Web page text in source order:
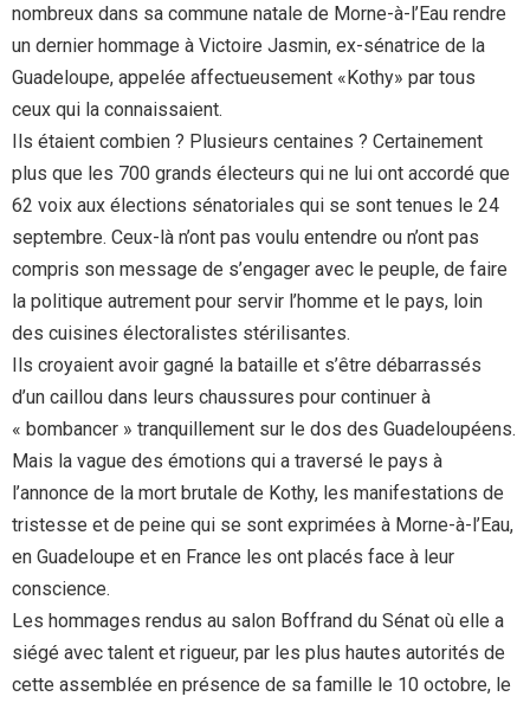
nombreux dans sa commune natale de Morne-à-l’Eau rendre
un dernier hommage à Victoire Jasmin, ex-sénatrice de la
Guadeloupe, appelée affectueusement «Kothy» par tous
ceux qui la connaissaient.
Ils étaient combien ? Plusieurs centaines ? Certainement
plus que les 700 grands électeurs qui ne lui ont accordé que
62 voix aux élections sénatoriales qui se sont tenues le 24
septembre. Ceux-là n’ont pas voulu entendre ou n’ont pas
compris son message de s’engager avec le peuple, de faire
la politique autrement pour servir l’homme et le pays, loin
des cuisines électoralistes stérilisantes.
Ils croyaient avoir gagné la bataille et s’être débarrassés
d’un caillou dans leurs chaussures pour continuer à
« bombancer » tranquillement sur le dos des Guadeloupéens.
Mais la vague des émotions qui a traversé le pays à
l’annonce de la mort brutale de Kothy, les manifestations de
tristesse et de peine qui se sont exprimées à Morne-à-l’Eau,
en Guadeloupe et en France les ont placés face à leur
conscience.
Les hommages rendus au salon Boffrand du Sénat où elle a
siégé avec talent et rigueur, par les plus hautes autorités de
cette assemblée en présence de sa famille le 10 octobre, le